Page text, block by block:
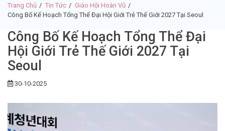
Trang Chủ Tin Tức
Giáo Hội Hoàn Vũ
Công Bố Kế Hoạch Tổng Thể Đại Hội Giới Trẻ Thế Giới 2027 Tại Seoul
Công Bố Kế Hoạch Tổng Thể Đại
Hội Giới Trẻ Thế Giới 2027 Tại
Seoul
30-10-2025